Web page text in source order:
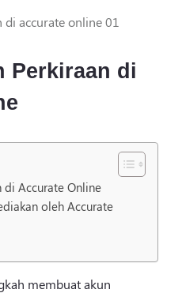
Perkiraan di
di Accurate Online
oleh Accurate
membuat akun